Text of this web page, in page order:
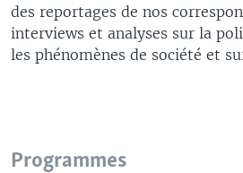
des reportages de nos
interviews et analyses sur la
les phénomènes de société et
Programmes